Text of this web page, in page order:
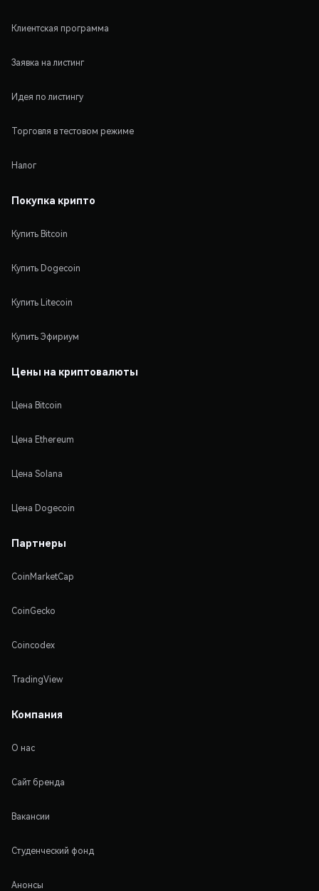
Клиентская программа
Заявка на листинг
Идея по листингу
Торговля в тестовом режиме
Налог
Покупка крипто
Купить Bitcoin
Купить Dogecoin
Купить Litecoin
Купить Эфириум
Цены на криптовалюты
Цена Bitcoin
Цена Ethereum
Цена Solana
Цена Dogecoin
Партнеры
CoinMarketCap
CoinGecko
Coincodex
TradingView
Компания
О нас
Сайт бренда
Вакансии
Студенческий фонд
Анонсы